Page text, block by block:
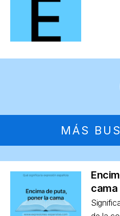
MÁS
cama